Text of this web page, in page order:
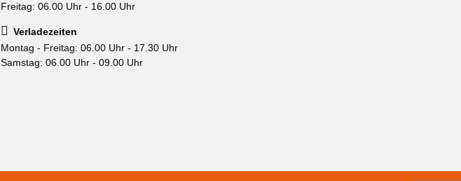
Freitag: 06.00 Uhr - 16.00 Uhr
Verladezeiten
Montag - Freitag: 06.00 Uhr - 17.30 Uhr
Samstag: 06.00 Uhr - 09.00 Uhr